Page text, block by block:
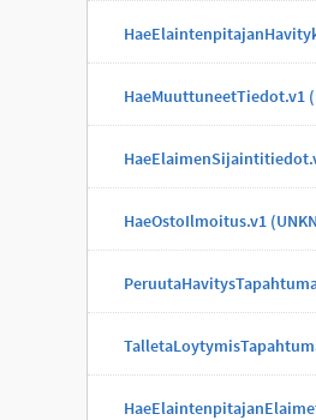
HaeMuuttuneetTiedot.v1
HaeOstoIlmoitus.v1